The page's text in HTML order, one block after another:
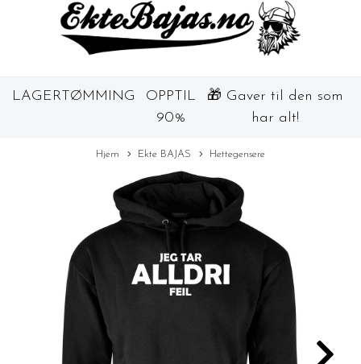
LAGERTØMMING
OPPTIL
90%
🎁 Gaver til den som
har alt!
Hjem Ekte BAJAS Hettegensere